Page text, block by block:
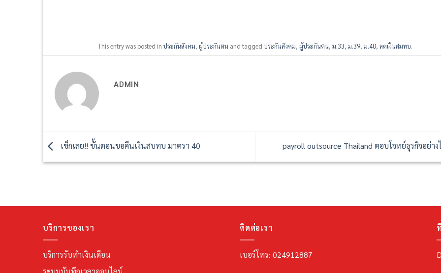
This entry was posted in ประกันสังคม, ผู้ประกันตนand tagged ประกันสังคม, ผู้ประกันตน, ม.33, ม.39, ม.40, ลดเงินสมทบ.
ADMIN
เช็กเลย!! ขั้นตอนขอคืนเงินสบทบ มาตรา 40 payroll outsource Thailand ตอบโจทย์ธุรกิจอย่าง
บริการของเรา
บริการรับทำเงินเดือน
ติดต่อเรา
เบอร์โทร: 024912887